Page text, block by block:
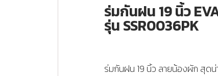
ร่มกันฝน 19 นิ้ว
รุ่น SSR0036PK
ร่มกันฝน 19 นิ้ว ลายน้องผัก สุดน่